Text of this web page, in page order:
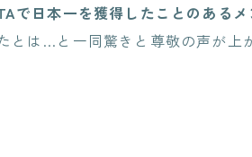
で日本一を獲得したことのある
は…と一同驚きと尊敬の声が上